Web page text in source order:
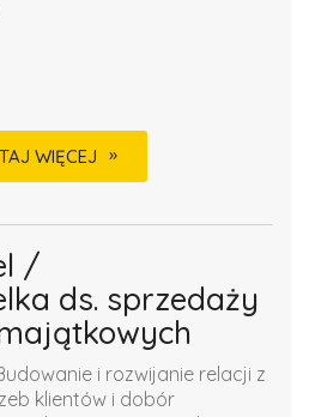
WIĘCEJ
/
ds. sprzedaży
i rozwijanie relacji z
klientów i dobór